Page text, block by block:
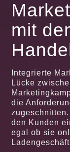
mit
Integrierte
Lücke
die
den Kunden
egal ob sie